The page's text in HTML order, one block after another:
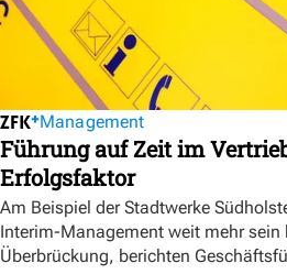
Management
Führung auf Zeit im
Erfolgsfaktor
Am Beispiel der Stadtwerke
Interim-Management weit mehr
Überbrückung, berichten